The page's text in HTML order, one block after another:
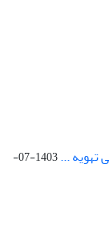
تهویه ...
1403-07-